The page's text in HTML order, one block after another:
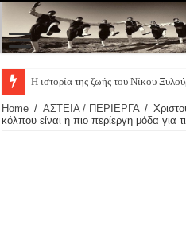
Η ιστορία της ζωής του Νίκου
Home / ΑΣΤΕΙΑ / ΠΕΡΙΕΡΓΑ /
κόλπου είναι η πιο περίεργη μόδα για